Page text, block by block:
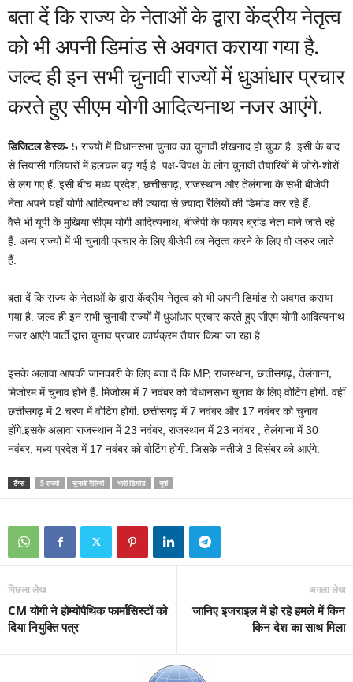
बता दें कि राज्य के नेताओं के द्वारा केंद्रीय नेतृत्व
को भी अपनी डिमांड से अवगत कराया गया है.
जल्द ही इन सभी चुनावी राज्यों में धुआंधार प्रचार
करते हुए सीएम योगी आदित्यनाथ नजर आएंगे.
डिजिटल डेस्क- 5 राज्यों में विधानसभा चुनाव का चुनावी शंखनाद हो चुका है. इसी के बाद
से सियासी गलियारों में हलचल बढ़ गई है. पक्ष-विपक्ष के लोग चुनावी तैयारियों में जोरो-शोरों
से लग गए हैं. इसी बीच मध्य प्रदेश, छत्तीसगढ़, राजस्थान और तेलंगाना के सभी बीजेपी
नेता अपने यहाँ योगी आदित्यनाथ की ज़्यादा से ज़्यादा रैलियों की डिमांड कर रहे हैं.
वैसे भी यूपी के मुखिया सीएम योगी आदित्यनाथ, बीजेपी के फायर ब्रांड नेता माने जाते रहे
हैं. अन्य राज्यों में भी चुनावी प्रचार के लिए बीजेपी का नेतृत्व करने के लिए वो जरुर जाते
हैं.
बता दें कि राज्य के नेताओं के द्वारा केंद्रीय नेतृत्व को भी अपनी डिमांड से अवगत कराया
गया है. जल्द ही इन सभी चुनावी राज्यों में धुआंधार प्रचार करते हुए सीएम योगी आदित्यनाथ
नजर आएंगे.पार्टी द्वारा चुनाव प्रचार कार्यक्रम तैयार किया जा रहा है.
इसके अलावा आपकी जानकारी के लिए बता दें कि MP, राजस्थान, छत्तीसगढ़, तेलंगाना,
मिजोरम में चुनाव होने हैं. मिजोरम में 7 नवंबर को विधानसभा चुनाव के लिए वोटिंग होगी. वहीं
छत्तीसगढ़ में 2 चरण में वोटिंग होगी. छत्तीसगढ़ में 7 नवंबर और 17 नवंबर को चुनाव
होंगे.इसके अलावा राजस्थान में 23 नवंबर, राजस्थान में 23 नवंबर , तेलंगाना में 30
नवंबर, मध्य प्रदेश में 17 नवंबर को वोटिंग होगी. जिसके नतीजे 3 दिसंबर को आएंगे.
टैग्स 5 राज्यों चुनावी रैलियों भारी डिमांड यूपी
पिछला लेख
CM योगी ने होम्योपैथिक फार्मासिस्टों को
दिया नियुक्ति पत्र
अगला लेख
जानिए इजराइल में हो रहे हमले में किन
किन देश का साथ मिला